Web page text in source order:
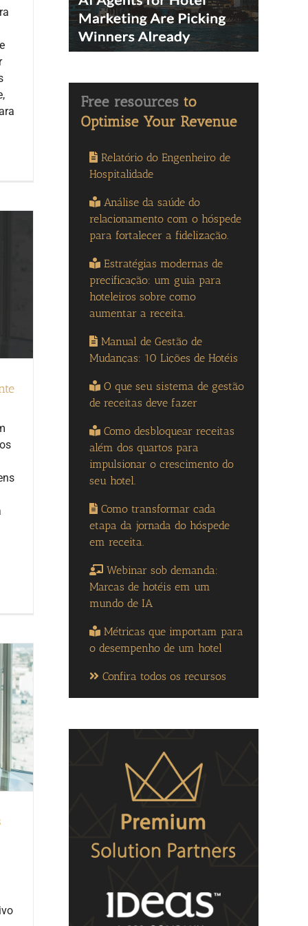
Relatório do Engenheiro de
Hospitalidade
Análise da saúde do
relacionamento com o hóspede
para fortalecer a fidelização.
Estratégias modernas de
precificação: um guia para
hoteleiros sobre como
aumentar a receita.
Manual de Gestão de
Mudanças: 10 Lições de Hotéis
O que seu sistema de gestão
de receitas deve fazer
Como desbloquear receitas
além dos quartos para
impulsionar o crescimento do
seu hotel.
Como transformar cada
etapa da jornada do hóspede
em receita.
Webinar sob demanda:
Marcas de hotéis em um
mundo de IA
Métricas que importam para
o desempenho de um hotel
Confira todos os recursos